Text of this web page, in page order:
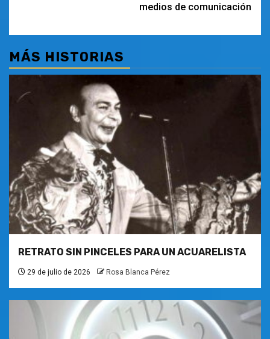
medios de comunicación
MÁS HISTORIAS
RETRATO SIN PINCELES PARA UN ACUARELISTA
29 de julio de 2026 Rosa Blanca Pérez